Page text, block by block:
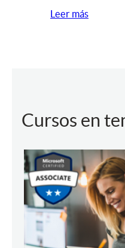
Leer más
Cursos en